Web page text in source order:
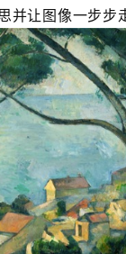
并让图像一步步